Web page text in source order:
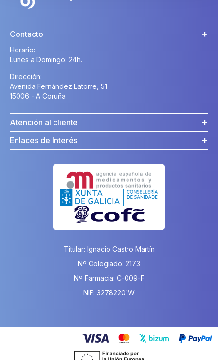
Contacto
Horario:
Lunes a Domingo: 24h.
Dirección:
Avenida Fernández Latorre, 51
15006 - A Coruña
Atención al cliente
Enlaces de Interés
Titular: Ignacio Castro Martín
Nº Colegiado: 2173
Nº Farmacia: C-009-F
NIF: 32782201W